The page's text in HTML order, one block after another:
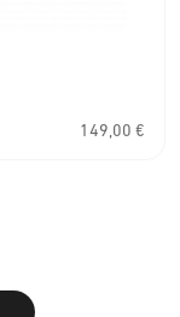
149,00 €